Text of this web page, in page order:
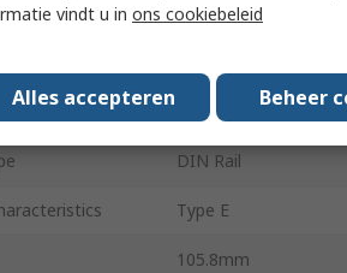
Channels 1
DIN Rail
Type E
105.8mm
vindt u in ons cookiebeleid
Alles accepteren Beheer